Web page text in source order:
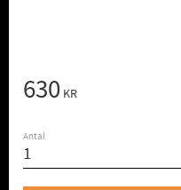
630 KR
Antal